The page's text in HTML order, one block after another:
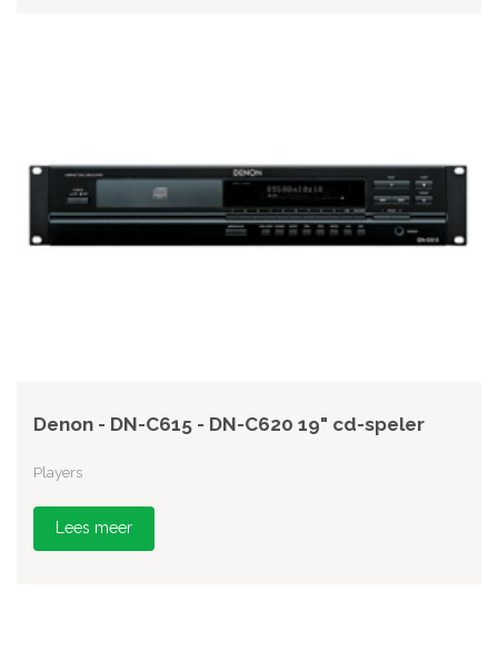
Denon - DN-C615 - DN-C620 19" cd-speler
Players
Lees meer